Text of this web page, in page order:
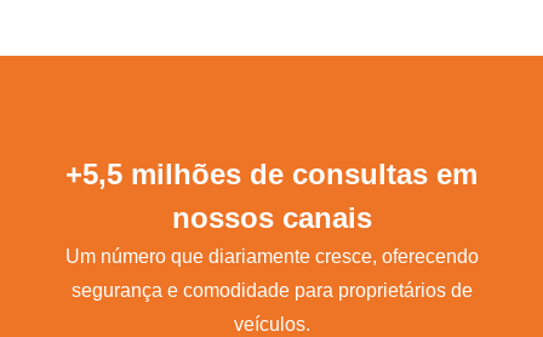
+5,5 milhões de consultas em
nossos canais
Um número que diariamente cresce, oferecendo
segurança e comodidade para proprietários de
veículos.